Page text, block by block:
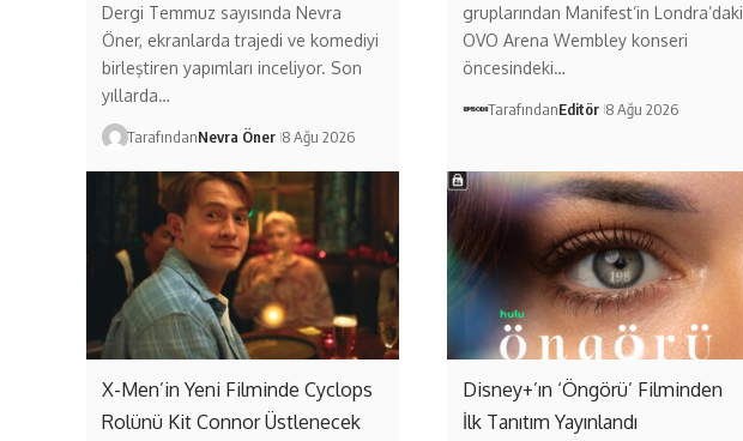
Dergi Temmuz sayısında Nevra
Öner, ekranlarda trajedi ve komediyi
birleştiren yapımları inceliyor. Son
yıllarda…
TarafındanNevra Öner 8 Ağu 2026
gruplarından Manifest’in Londra’daki
OVO Arena Wembley konseri
öncesindeki…
TarafındanEditör 8 Ağu 2026
X-Men’in Yeni Filminde Cyclops
Rolünü Kit Connor Üstlenecek
Disney+’ın ‘Öngörü’ Filminden
İlk Tanıtım Yayınlandı